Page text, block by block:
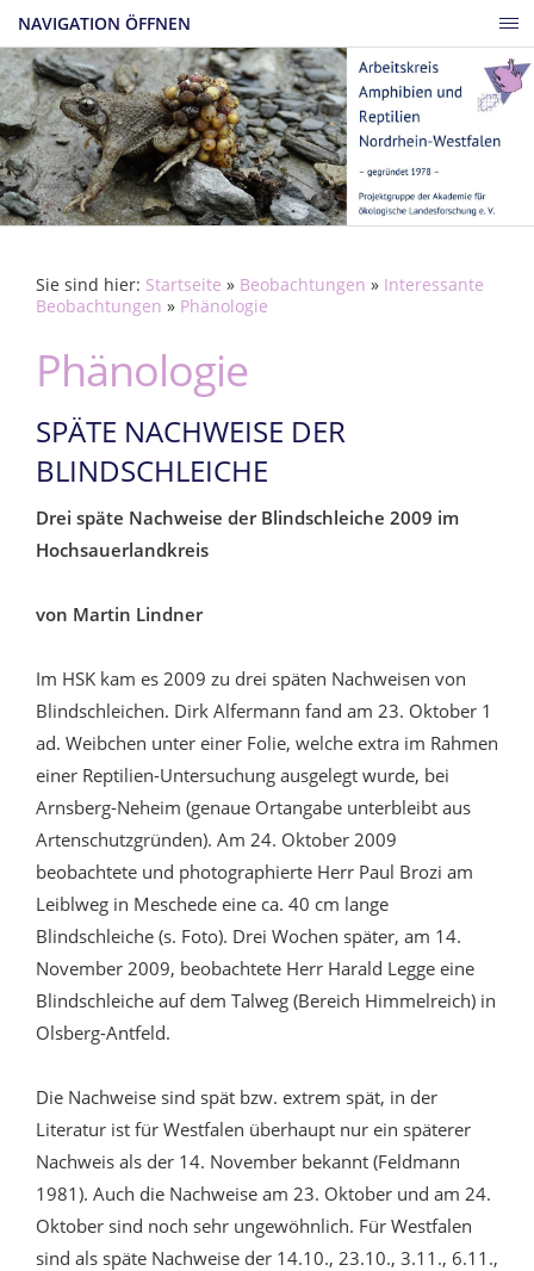
NAVIGATION ÖFFNEN
Sie sind hier: Startseite » Beobachtungen » Interessante
Beobachtungen » Phänologie
Phänologie
SPÄTE NACHWEISE DER
BLINDSCHLEICHE
Drei späte Nachweise der Blindschleiche 2009 im
Hochsauerlandkreis
von Martin Lindner
Im HSK kam es 2009 zu drei späten Nachweisen von
Blindschleichen. Dirk Alfermann fand am 23. Oktober 1
ad. Weibchen unter einer Folie, welche extra im Rahmen
einer Reptilien-Untersuchung ausgelegt wurde, bei
Arnsberg-Neheim (genaue Ortangabe unterbleibt aus
Artenschutzgründen). Am 24. Oktober 2009
beobachtete und photographierte Herr Paul Brozi am
Leiblweg in Meschede eine ca. 40 cm lange
Blindschleiche (s. Foto). Drei Wochen später, am 14.
November 2009, beobachtete Herr Harald Legge eine
Blindschleiche auf dem Talweg (Bereich Himmelreich) in
Olsberg-Antfeld.
Die Nachweise sind spät bzw. extrem spät, in der
Literatur ist für Westfalen überhaupt nur ein späterer
Nachweis als der 14. November bekannt (Feldmann
1981). Auch die Nachweise am 23. Oktober und am 24.
Oktober sind noch sehr ungewöhnlich. Für Westfalen
sind als späte Nachweise der 14.10., 23.10., 3.11., 6.11.,